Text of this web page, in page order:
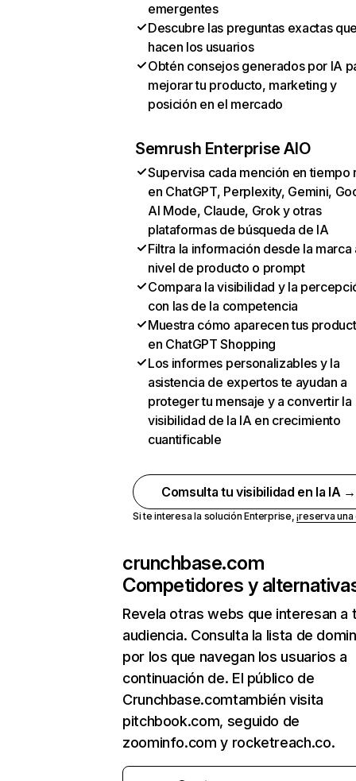
emergentes
Descubre las preguntas exactas
hacen los usuarios
Obtén consejos generados por IA
mejorar tu producto, marketing y
posición en el mercado
Semrush Enterprise AIO
Supervisa cada mención en tiempo
en ChatGPT, Perplexity, Gemini,
AI Mode, Claude, Grok y otras
plataformas de búsqueda de IA
Filtra la información desde la marca
nivel de producto o prompt
Compara la visibilidad y la
con las de la competencia
Muestra cómo aparecen tus
en ChatGPT Shopping
Los informes personalizables y la
asistencia de expertos te ayudan a
proteger tu mensaje y a convertir la
visibilidad de la IA en crecimiento
cuantificable
Comsulta tu visibilidad en la IA →
Si te interesa la solución Enterprise,¡reserva
crunchbase.com
Competidores y
Revela otras webs que interesan a
audiencia. Consulta la lista de
por los que navegan los usuarios a
continuación de. El público de
Crunchbase.comtambién visita
pitchbook.com, seguido de
zoominfo.com y rocketreach.co.